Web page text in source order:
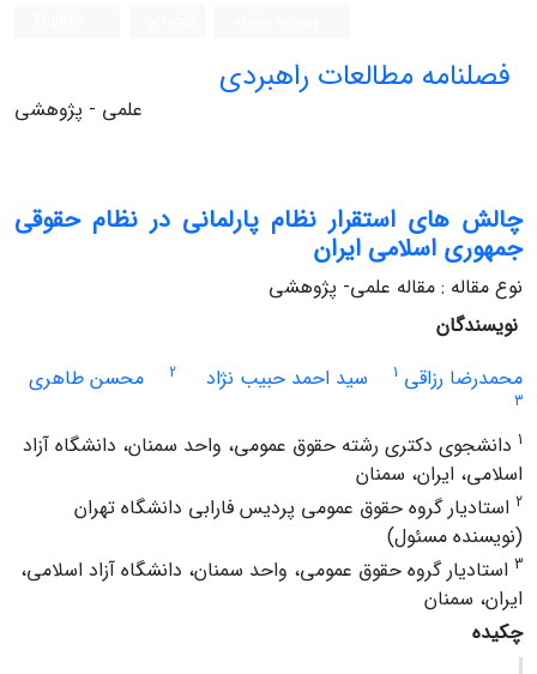
فصلنامه مطالعات راهبردی
علمی - پژوهشی
چالش‏ های استقرار نظام پارلمانی در نظام حقوقی
جمهوری اسلامی ایران
نوع مقاله : مقاله علمی- پژوهشی
نویسندگان
محمدرضا رزاقی 1 سید احمد حبیب نژاد 2 محسن طاهری
3
1 دانشجوی دکتری رشته حقوق عمومی، واحد سمنان، دانشگاه آزاد
اسلامی، ایران، سمنان
2 استادیار گروه حقوق عمومی پردیس فارابی دانشگاه تهران
(نویسنده مسئول)
3 استادیار گروه حقوق عمومی، واحد سمنان، دانشگاه آزاد اسلامی،
ایران، سمنان
چکیده